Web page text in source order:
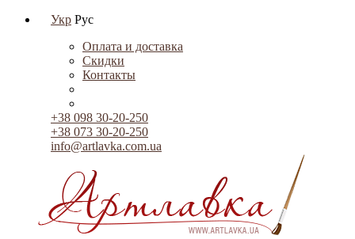
Укр Рус
Оплата и доставка
Скидки
Контакты
+38 098 30-20-250
+38 073 30-20-250
info@artlavka.com.ua